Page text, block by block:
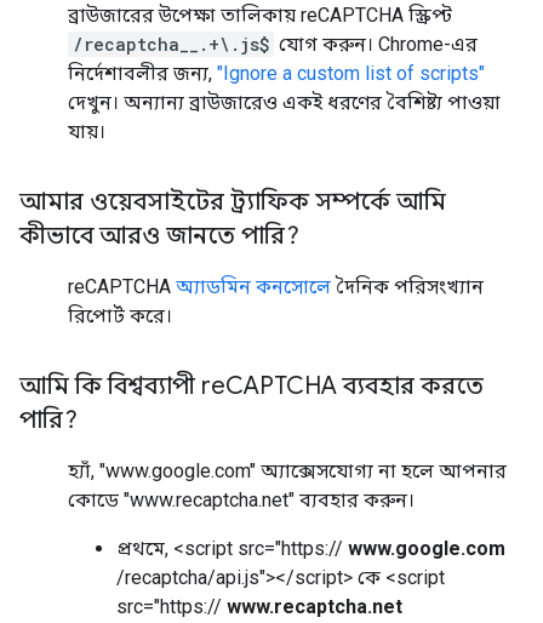
ব্রাউজারের উপেক্ষা তালিকায় reCAPTCHA স্ক্রিপ্ট
/recaptcha__.+\.js$ যোগ করুন। Chrome-এর
নির্দেশাবলীর জন্য, "Ignore a custom list of scripts"
দেখুন। অন্যান্য ব্রাউজারেও একই ধরণের বৈশিষ্ট্য পাওয়া
যায়।
আমার ওয়েবসাইটের ট্র্যাফিক সম্পর্কে আমি
কীভাবে আরও জানতে পারি?
reCAPTCHA অ্যাডমিন কনসোলে দৈনিক পরিসংখ্যান
রিপোর্ট করে।
আমি কি বিশ্বব্যাপী reCAPTCHA ব্যবহার করতে
পারি?
হ্যাঁ, "www.google.com" অ্যাক্সেসযোগ্য না হলে আপনার
কোডে "www.recaptcha.net" ব্যবহার করুন।
প্রথমে, <script src="https:// www.google.com
/recaptcha/api.js"></script> কে <script
src="https:// www.recaptcha.net